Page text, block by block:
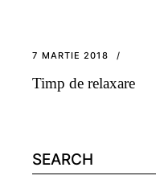
7 MARTIE 2018
Timp de relaxare
Search
for: